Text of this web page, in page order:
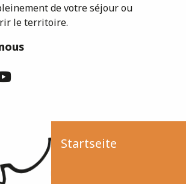
Startseite
de votre séjour ou
le territoire.